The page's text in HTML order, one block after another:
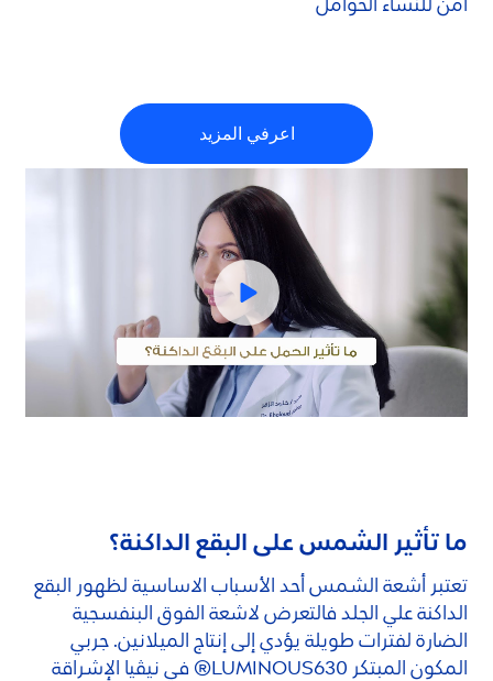
آمن للنساء الحوامل
اعرفي المزيد
ما تأثير الشمس على البقع الداكنة؟
تعتبر أشعة الشمس أحد الأسباب الاساسية لظهور البقع
الداكنة علي الجلد فالتعرض لاشعة الفوق البنفسجية
الضارة لفترات طويلة يؤدي إلى إنتاج الميلانين. جربي
المكون المبتكر
LUMINOUS630® في نيڤيا الإشراقة